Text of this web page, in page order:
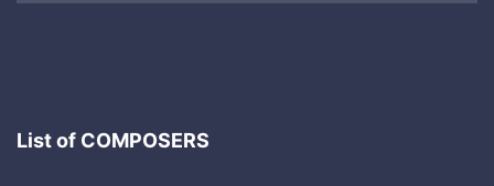
List of COMPOSERS